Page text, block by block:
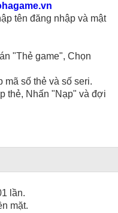
tên đăng nhập và mật
"Thẻ game", Chọn
mã số thẻ và số seri.
thẻ, Nhấn "Nạp" và đợi
lần.
mặt.